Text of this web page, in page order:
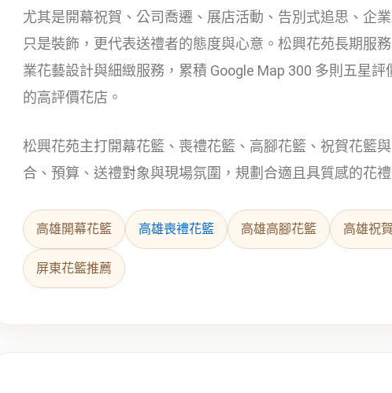
尤其是開幕祝賀、公司喬遷、展店活動、告別式追思、企
只是裝飾，更代表送禮者的態度與心意。松興花苑長期服
業花藝設計與細緻服務，累積 Google Map 300 多則五星
的高評價花店。
松興花苑主打開幕花籃、喪禮花籃、高腳花籃、祝賀花籃
合、預算、送禮對象與現場氛圍，規劃合適且具質感的花禮
高雄開幕花籃 高雄喪禮花籃 高雄高腳花籃 高雄祝
屏東花籃推薦